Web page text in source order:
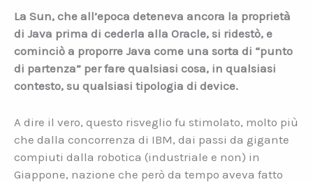
La Sun, che all’epoca deteneva ancora la proprietà
di Java prima di cederla alla Oracle, si ridestò, e
cominciò a proporre Java come una sorta di “punto
di partenza” per fare qualsiasi cosa, in qualsiasi
contesto, su qualsiasi tipologia di device.
A dire il vero, questo risveglio fu stimolato, molto più
che dalla concorrenza di IBM, dai passi da gigante
compiuti dalla robotica (industriale e non) in
Giappone, nazione che però da tempo aveva fatto